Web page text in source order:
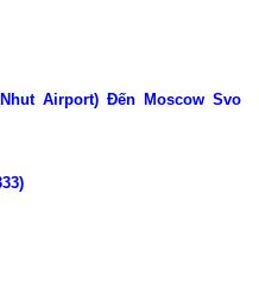
Airport) Đến Moscow Svo